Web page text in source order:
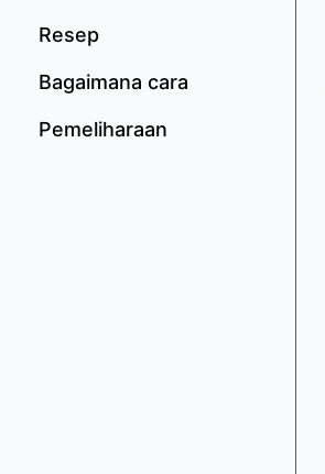
Resep
Bagaimana cara
Pemeliharaan